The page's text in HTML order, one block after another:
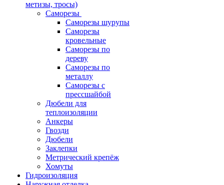
метизы, тросы)
Саморезы
Саморезы шурупы
Саморезы
кровельные
Саморезы по
дереву
Саморезы по
металлу
Саморезы с
прессшайбой
Дюбели для
теплоизоляции
Анкеры
Гвозди
Дюбели
Заклепки
Метрический крепёж
Хомуты
Гидроизоляция